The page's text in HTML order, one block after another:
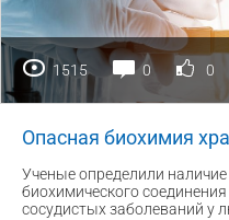
1515 0 0
Опасная биохимия
Ученые определили
биохимического
сосудистых заболеваний у